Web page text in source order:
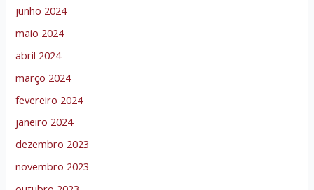
junho 2024
maio 2024
abril 2024
março 2024
fevereiro 2024
janeiro 2024
dezembro 2023
novembro 2023